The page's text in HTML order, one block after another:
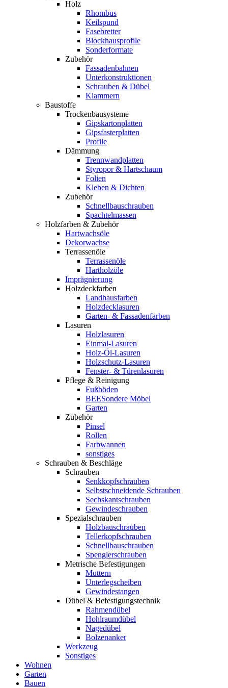
Holz
Rhombus
Keilspund
Fasebretter
Blockhausprofile
Sonderformate
Zubehör
Fassadenbahnen
Unterkonstruktionen
Schrauben & Dübel
Klammern
Baustoffe
Trockenbausysteme
Gipskartonplatten
Gipsfasterplatten
Profile
Dämmung
Trennwandplatten
Styropor & Hartschaum
Folien
Kleben & Dichten
Zubehör
Schnellbauschrauben
Spachtelmassen
Holzfarben & Zubehör
Hartwachsöle
Dekorwachse
Terrassenöle
Terrassenöle
Hartholzöle
Imprägnierung
Holzdeckfarben
Landhausfarben
Holzdecklasuren
Garten- & Fassadenfarben
Lasuren
Holzlasuren
Einmal-Lasuren
Holz-Öl-Lasuren
Holzschutz-Lasuren
Fenster- & Türenlasuren
Pflege & Reinigung
Fußböden
BEESondere Möbel
Garten
Zubehör
Pinsel
Rollen
Farbwannen
sonstiges
Schrauben & Beschläge
Schrauben
Senkkopfschrauben
Selbstschneidende Schrauben
Sechskantschrauben
Gewindeschrauben
Spezialschrauben
Holzbauschrauben
Tellerkopfschrauben
Schnellbauschrauben
Spenglerschrauben
Metrische Befestigungen
Muttern
Unterlegscheiben
Gewindestangen
Dübel & Befestigungstechnik
Rahmendübel
Hohlraumdübel
Nagedübel
Bolzenanker
Werkzeug
Sonstiges
Wohnen
Garten
Bauen